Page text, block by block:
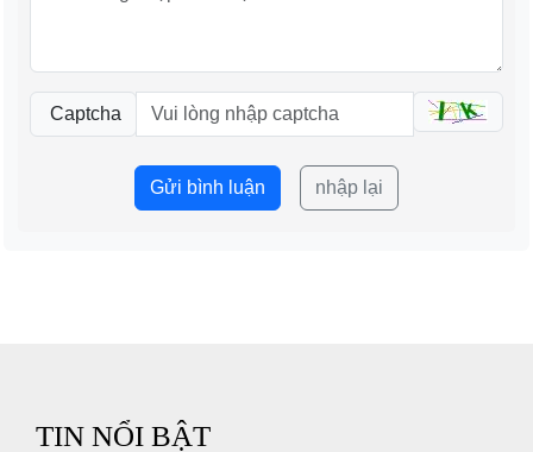
Captcha
Gửi bình luận nhập lại
TIN NỔI BẬT